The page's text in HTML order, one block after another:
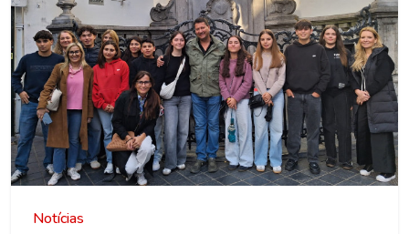
AMO
Notícias